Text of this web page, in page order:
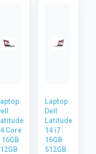
Core
16GB
Laptop
Dell
Latitude
14 i7
16GB
512GB